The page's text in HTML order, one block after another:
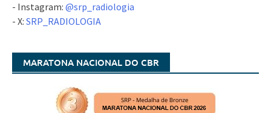
- Instagram: @srp_radiologia
- X: SRP_RADIOLOGIA
MARATONA NACIONAL DO CBR